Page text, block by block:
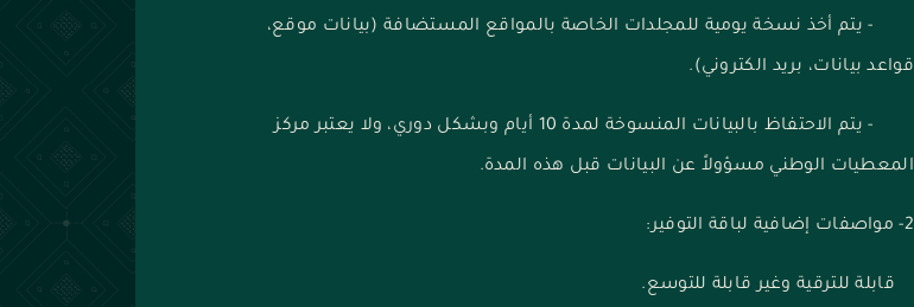
- يتم أخذ نسخة يومية للمجلدات الخاصة بالمواقع المستضافة (بيانات موقع،
قواعد بيانات، بريد الكتروني).
- يتم الاحتفاظ بالبيانات المنسوخة لمدة 10 أيام وبشكل دوري، ولا يعتبر مركز
المعطيات الوطني مسؤولاً عن البيانات قبل هذه المدة.
2- مواصفات إضافية لباقة التوفير:
قابلة للترقية وغير قابلة للتوسع.